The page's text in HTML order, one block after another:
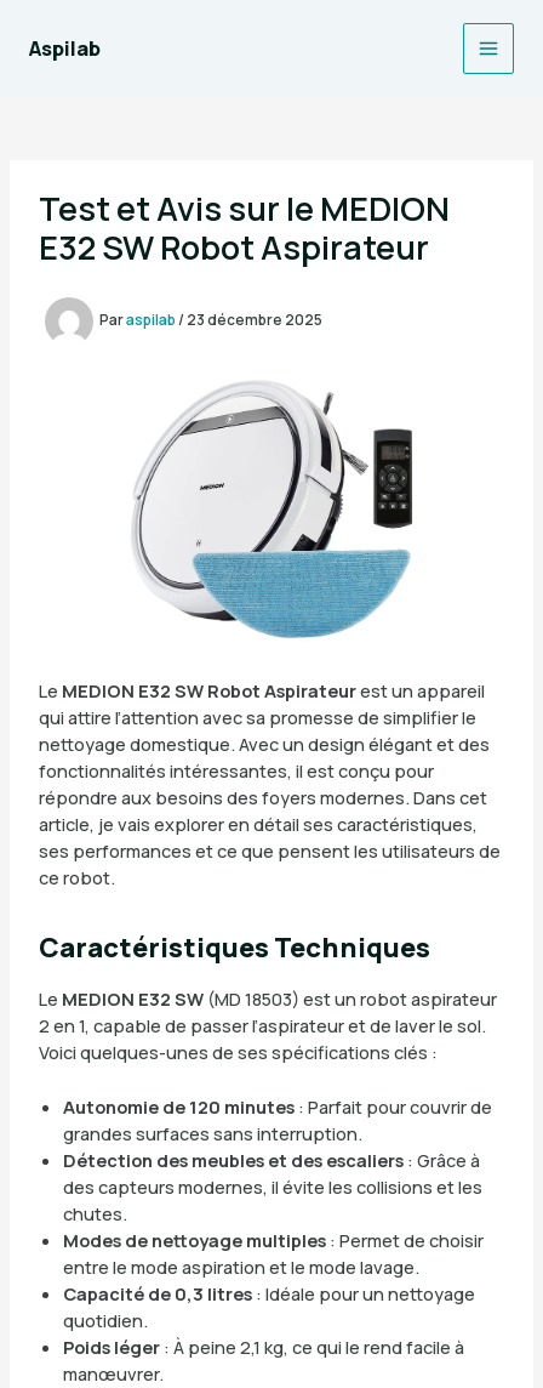
contenu
Aspilab
Main
Test et Avis sur le MEDION
E32 SW Robot Aspirateur
Paraspilab/ 23 décembre 2025
Le MEDION E32 SW Robot Aspirateurest un appareil
qui attire l’attention avec sa promesse de simplifier le
nettoyage domestique. Avec un design élégant et des
fonctionnalités intéressantes, il est conçu pour
répondre aux besoins des foyers modernes. Dans cet
article, je vais explorer en détail ses caractéristiques,
ses performances et ce que pensent les utilisateurs de
ce robot.
Caractéristiques Techniques
Le MEDION E32 SW(MD 18503) est un robot aspirateur
2 en 1, capable de passer l’aspirateur et de laver le sol.
Voici quelques-unes de ses spécifications clés :
Autonomie de 120 minutes: Parfait pour couvrir de
grandes surfaces sans interruption.
Détection des meubles et des escaliers: Grâce à
des capteurs modernes, il évite les collisions et les
chutes.
Modes de nettoyage multiples: Permet de choisir
entre le mode aspiration et le mode lavage.
Capacité de 0,3 litres: Idéale pour un nettoyage
quotidien.
Poids léger: À peine 2,1 kg, ce qui le rend facile à
manœuvrer.